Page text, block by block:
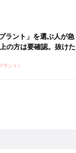
ラント」を選ぶ人が急
の方は要確認。抜けた
ント）